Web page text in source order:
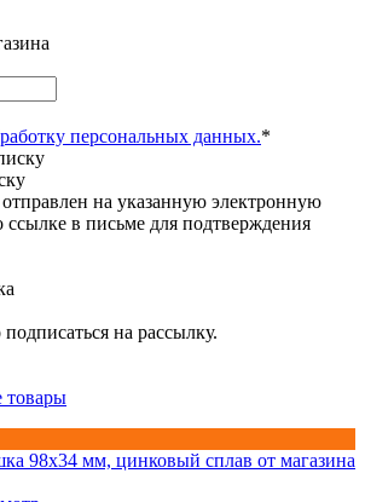
персональных данных.*
на указанную электронную
ссылке в письме для подтверждения
на рассылку.
товары